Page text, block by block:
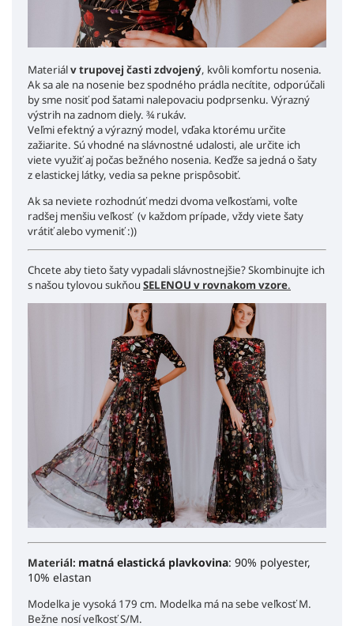
Materiálv trupovej časti zdvojený, kvôli komfortu nosenia.
Ak sa ale na nosenie bez spodného prádla necítite, odporúčali
by sme nosiť pod šatami nalepovaciu podprsenku. Výrazný
výstrih na zadnom diely. ¾ rukáv.
Veľmi efektný a výrazný model, vďaka ktorému určite
zažiarite. Sú vhodné na slávnostné udalosti, ale určite ich
viete využiť aj počas bežného nosenia. Keďže sa jedná o šaty
z elastickej látky, vedia sa pekne prispôsobiť.
Ak sa neviete rozhodnúť medzi dvoma veľkosťami, voľte
radšej menšiu veľkosť (v každom prípade, vždy viete šaty
vrátiť alebo vymeniť :))
Chcete aby tieto šaty vypadali slávnostnejšie? Skombinujte ich
s našou tylovou sukňou SELENOU v rovnakom vzore.
Materiál: matná elastická plavkovina: 90% polyester,
10% elastan
Modelka je vysoká 179 cm. Modelka má na sebe veľkosť M.
Bežne nosí veľkosť S/M.